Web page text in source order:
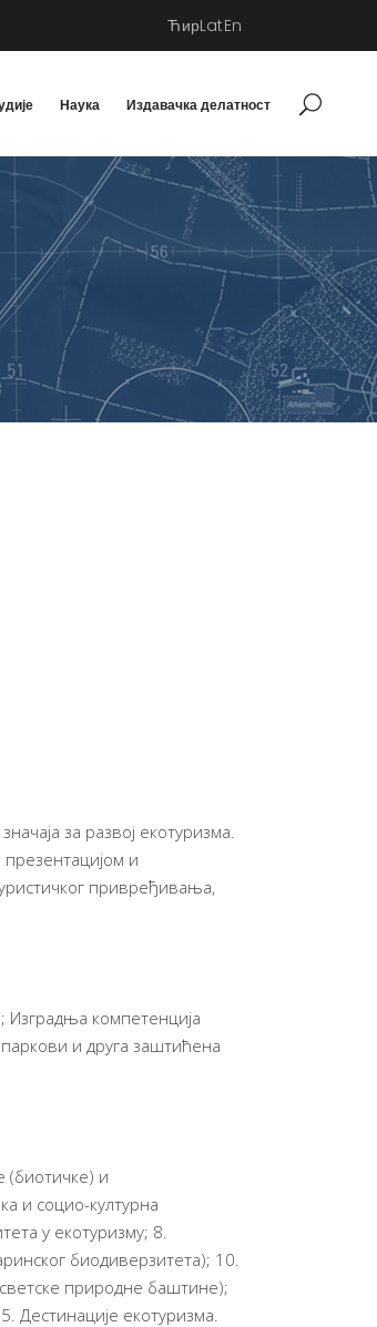
ЋирLatEn
Наука Издавачка делатност
за развој екотуризма.
и
привређивања,
Изградња компетенција
и друга заштићена
(биотичке) и
и социо-културна
у екотуризму; 8.
биодиверзитета); 10.
природне баштине);
Дестинације екотуризма.